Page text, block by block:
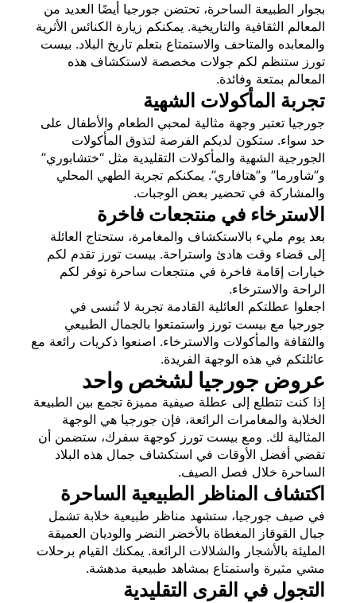
بجوار الطبيعة الساحرة، تحتضن جورجيا أيضًا العديد من
المعالم الثقافية والتاريخية. يمكنكم زيارة الكنائس الأثرية
والمعابده والمتاحف والاستمتاع بتعلم تاريخ البلاد. بيست
تورز ستنظم لكم جولات مخصصة لاستكشاف هذه
المعالم بمتعة وفائدة.
تجربة المأكولات الشهية
جورجيا تعتبر وجهة مثالية لمحبي الطعام والأطفال على
حد سواء. ستكون لديكم الفرصة لتذوق المأكولات
الجورجية الشهية والمأكولات التقليدية مثل “ختشابوري”
و”شاورما” و”هتافاري”. يمكنكم تجربة الطهي المحلي
والمشاركة في تحضير بعض الوجبات.
الاسترخاء في منتجعات فاخرة
بعد يوم مليء بالاستكشاف والمغامرة، ستحتاج العائلة
إلى قضاء وقت هادئ واستراحة. بيست تورز تقدم لكم
خيارات إقامة فاخرة في منتجعات ساحرة توفر لكم
الراحة والاسترخاء.
اجعلوا عطلتكم العائلية القادمة تجربة لا تُنسى في
جورجيا مع بيست تورز واستمتعوا بالجمال الطبيعي
والثقافة والمأكولات والاسترخاء. اصنعوا ذكريات رائعة مع
عائلتكم في هذه الوجهة الفريدة.
عروض جورجيا لشخص واحد
إذا كنت تتطلع إلى عطلة صيفية مميزة تجمع بين الطبيعة
الخلابة والمغامرات الرائعة، فإن جورجيا هي الوجهة
المثالية لك. ومع بيست تورز كوجهة سفرك، ستضمن أن
تقضي أفضل الأوقات في استكشاف جمال هذه البلاد
الساحرة خلال فصل الصيف.
اكتشاف المناظر الطبيعية الساحرة
في صيف جورجيا، ستشهد مناظر طبيعية خلابة تشمل
جبال القوقاز المغطاة بالأخضر النضر والوديان العميقة
المليئة بالأشجار والشلالات الرائعة. يمكنك القيام برحلات
مشي مثيرة واستمتاع بمشاهد طبيعية مدهشة.
التجول في القرى التقليدية